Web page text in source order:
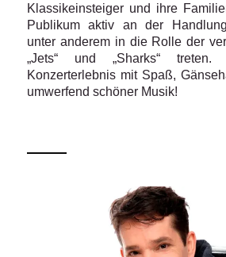
Klassikeinsteiger und ihre
Publikum aktiv an der
unter anderem in die Rolle der
„Jets“ und „Sharks“ treten.
Konzerterlebnis mit Spaß,
umwerfend schöner Musik!